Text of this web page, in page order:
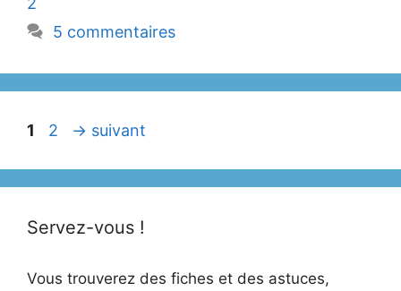
5 commentaires
Page
1 Page
2 → suivant
Servez-vous !
Vous trouverez des fiches et des astuces,